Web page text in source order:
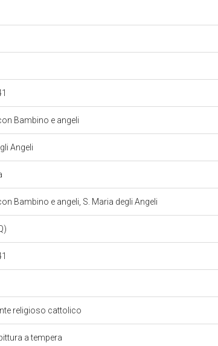
Bambino e angeli
Angeli
Bambino e angeli, S. Maria degli Angeli
religioso cattolico
a tempera